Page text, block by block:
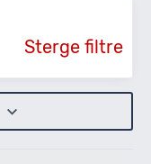
Sterge filtre